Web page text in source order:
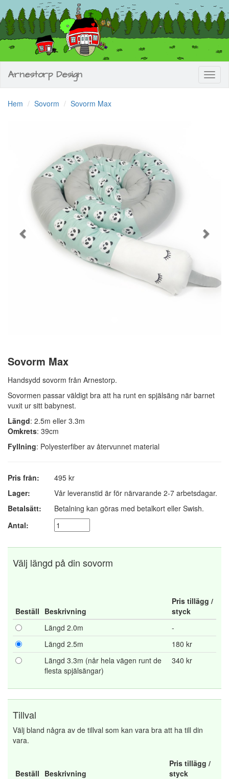
Arnestorp Design
Hem Sovorm Sovorm Max
Sovorm Max
Handsydd sovorm från Arnestorp.
Sovormen passar väldigt bra att ha runt en spjälsäng när barnet
vuxit ur sitt babynest.
Längd: 2.5m eller 3.3m
Omkrets: 39cm
Fyllning: Polyesterfiber av återvunnet material
Pris från:
495 kr
Lager:
Vår leveranstid är för närvarande 2-7 arbetsdagar.
Betalsätt:
Betalning kan göras med betalkort eller Swish.
Antal:
Välj längd på din sovorm
Beställ Beskrivning
Pris tillägg /
styck
Längd 2.0m
-
Längd 2.5m
180 kr
Längd 3.3m (når hela vägen runt de
flesta spjälsängar)
340 kr
Tillval
Välj bland några av de tillval som kan vara bra att ha till din
vara.
Beställ Beskrivning
Pris tillägg /
styck